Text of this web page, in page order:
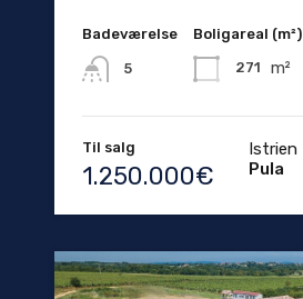
Badeværelse
5
Boligareal (m²)
271 m²
Til salg
1.250.000€
Istrien
Pula